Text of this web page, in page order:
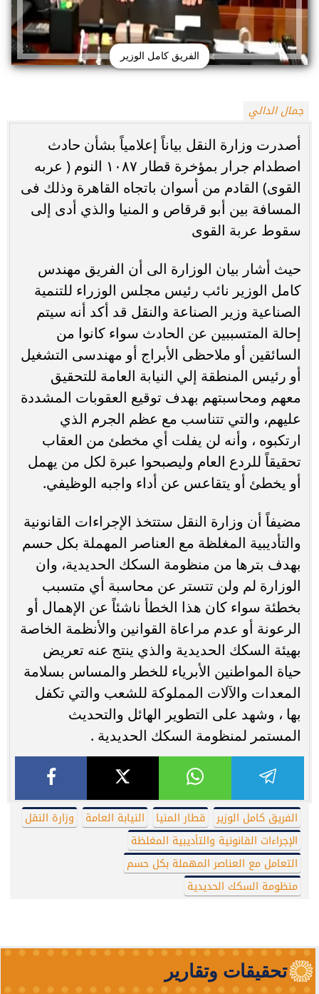
الفريق كامل الوزير
جمال الدالي
أصدرت وزارة النقل بياناً إعلامياً بشأن حادث
اصطدام جرار بمؤخرة قطار ١٠٨٧ النوم ( عربه
القوى) القادم من أسوان باتجاه القاهرة وذلك فى
المسافة بين أبو قرقاص و المنيا والذي أدى إلى
سقوط عربة القوى
حيث أشار بيان الوزارة الى أن الفريق مهندس
كامل الوزير نائب رئيس مجلس الوزراء للتنمية
الصناعية وزير الصناعة والنقل قد أكد أنه سيتم
إحالة المتسببين عن الحادث سواء كانوا من
السائقين أو ملاحظى الأبراج أو مهندسى التشغيل
أو رئيس المنطقة إلي النيابة العامة للتحقيق
معهم ومحاسبتهم بهدف توقيع العقوبات المشددة
عليهم، والتي تتناسب مع عظم الجرم الذي
ارتكبوه ، وأنه لن يفلت أي مخطئ من العقاب
تحقيقاً للردع العام وليصبحوا عبرة لكل من يهمل
أو يخطئ أو يتقاعس عن أداء واجبه الوظيفي.
مضيفاً أن وزارة النقل ستتخذ الإجراءات القانونية
والتأديبية المغلظة مع العناصر المهملة بكل حسم
بهدف بترها من منظومة السكك الحديدية، وان
الوزارة لم ولن تتستر عن محاسبة أي متسبب
بخطئة سواء كان هذا الخطأ ناشئاً عن الإهمال أو
الرعونة أو عدم مراعاة القوانين والأنظمة الخاصة
بهيئة السكك الحديدية والذي ينتج عنه تعريض
حياة المواطنين الأبرياء للخطر والمساس بسلامة
المعدات والآلات المملوكة للشعب والتي تكفل
بها ، وشهد على التطوير الهائل والتحديث
المستمر لمنظومة السكك الحديدية .
الفريق كامل الوزير قطار المنيا النيابة العامة
وزارة النقل
الإجراءات القانونية والتأديبية المغلظة
التعامل مع العناصر المهملة بكل حسم
منظومة السكك الحديدية
تحقيقات وتقارير